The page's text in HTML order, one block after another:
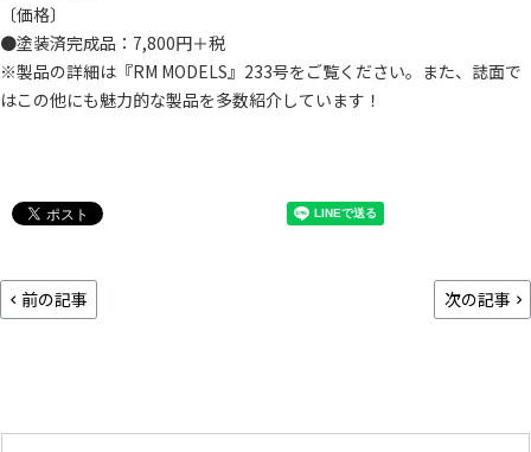
〔価格〕
●塗装済完成品：7,800円＋税
※製品の詳細は『RM MODELS』233号をご覧ください。また、誌面で
はこの他にも魅力的な製品を多数紹介しています！
前の記事 次の記事